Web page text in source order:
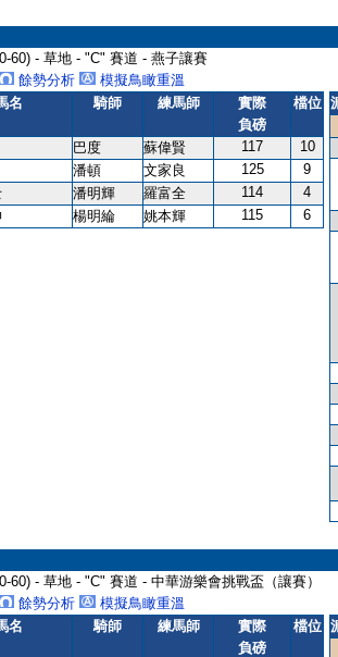
60) - 草地 - "C" 賽道 - 燕子讓賽
餘勢分析
模擬鳥瞰重溫
名 騎師 練馬師
實際
負磅
檔位
巴度 蘇偉賢 117
10
潘頓 文家良 125
9
潘明輝 羅富全 114
4
楊明綸 姚本輝 115 6
60) - 草地 - "C" 賽道 - 中華游樂會挑戰盃（讓賽）
餘勢分析
模擬鳥瞰重溫
名 騎師 練馬師
實際
負磅
檔位